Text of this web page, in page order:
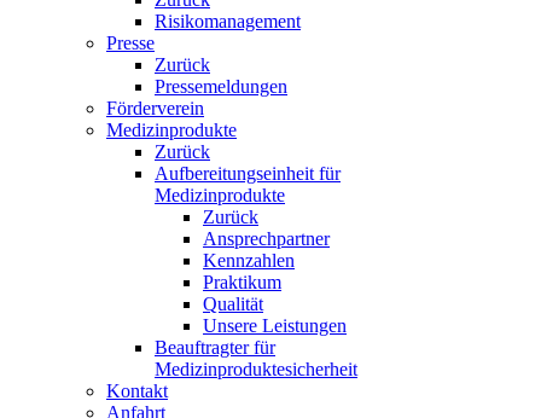
Risikomanagement
Presse
Zurück
Pressemeldungen
Förderverein
Medizinprodukte
Zurück
Aufbereitungseinheit für
Medizinprodukte
Zurück
Ansprechpartner
Kennzahlen
Praktikum
Qualität
Unsere Leistungen
Beauftragter für
Medizinproduktesicherheit
Kontakt
Anfahrt